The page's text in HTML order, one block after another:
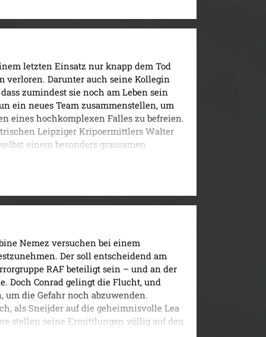
letzten Einsatz nur knapp dem Tod
verloren. Darunter auch seine Kollegin
zumindest sie noch am Leben sein
ein neues Team zusammenstellen, um
eines hochkomplexen Falles zu befreien.
Leipziger Kripoermittlers Walter
einem besonders grausamen
Nemez versuchen bei einem
Der soll entscheidend am
RAF beteiligt sein – und an der
Doch Conrad gelingt die Flucht, und
die Gefahr noch abzuwenden.
als Sneijder auf die geheimnisvolle Lea
stellen seine Ermittlungen völlig auf den